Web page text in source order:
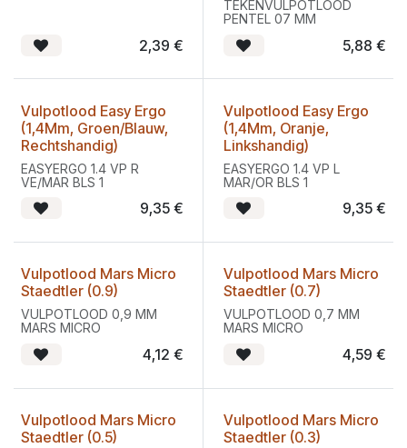
2,39 €
TEKENVULPOTLOOD
PENTEL 07 MM
5,88 €
Vulpotlood Easy Ergo
(1,4Mm, Groen/Blauw,
Rechtshandig)
EASYERGO 1.4 VP R
VE/MAR BLS 1
9,35€
Vulpotlood Easy Ergo
(1,4Mm, Oranje,
Linkshandig)
EASYERGO 1.4 VP L
MAR/OR BLS 1
9,35€
Vulpotlood Mars Micro
Staedtler (0.9)
VULPOTLOOD 0,9 MM
MARS MICRO
4,12 €
Vulpotlood Mars Micro
Staedtler (0.7)
VULPOTLOOD 0,7 MM
MARS MICRO
4,59 €
Vulpotlood Mars Micro
Staedtler (0.5)
Vulpotlood Mars Micro
Staedtler (0.3)